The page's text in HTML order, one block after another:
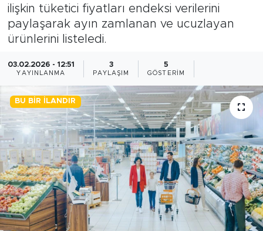
ilişkin tüketici fiyatları endeksi verilerini
paylaşarak ayın zamlanan ve ucuzlayan
ürünlerini listeledi.
03.02.2026 - 12:51
YAYINLANMA
3
PAYLAŞIM
5
GÖSTERIM
BU BIR İLANDIR
KARİKATÜR
BİLİM-TEKNOLOJİ
RÖPÖRTAJ
ANALİZ
NOSTALJİ
KULİS
YAZARLAR
Son Dakika Haberleri
Haber Arşivi